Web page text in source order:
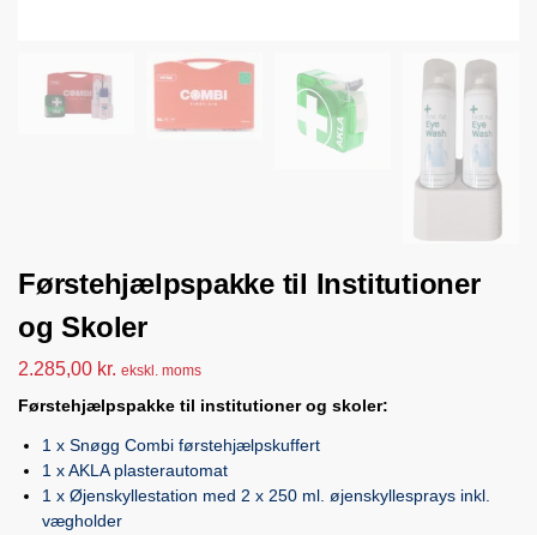
Førstehjælpspakke til Institutioner
og Skoler
2.285,00 kr. ekskl. moms
Førstehjælpspakke til institutioner og skoler:
1 x Snøgg Combi førstehjælpskuffert
1 x AKLA plasterautomat
1 x Øjenskyllestation med 2 x 250 ml. øjenskyllesprays inkl.
vægholder